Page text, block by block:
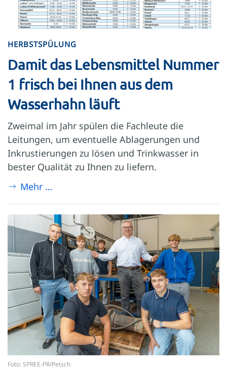
HERBSTSPÜLUNG
Damit das Lebensmittel Nummer
1 frisch bei Ihnen aus dem
Wasserhahn läuft
Zweimal im Jahr spülen die Fachleute die
Leitungen, um eventuelle Ablagerungen und
Inkrustierungen zu lösen und Trinkwasser in
bester Qualität zu Ihnen zu liefern.
Mehr …
Foto: SPREE-PR/Petsch